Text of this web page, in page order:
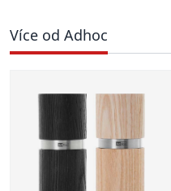
Více od Adhoc